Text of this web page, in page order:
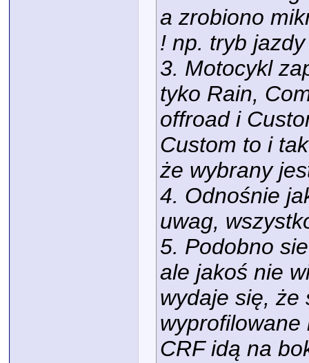
a zrobiono
! np. tryb
3. Motocykl
tyko Rain,
offroad i
Custom to i
że wybrany
4. Odnośnie
uwag,
5. Podobno
ale jakoś nie
wydaje się, że
wyprofilowane
CRF idą na